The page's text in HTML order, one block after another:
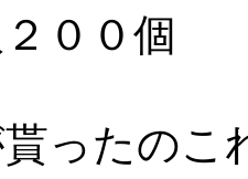
００個
貰ったの